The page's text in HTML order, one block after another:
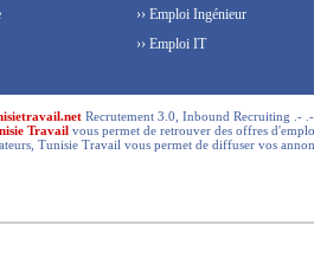
›› Emploi Ingénieur
›› Emploi IT
Recrutement 3.0, Inbound Recruiting .-
Travail vous permet de retrouver des offres
Tunisie Travail vous permet de diffuser vos